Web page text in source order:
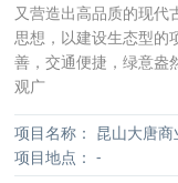
又营造出高品质的现
思想，以建设生态型的
善，交通便捷，绿意盎
观广
项目名称： 昆山大唐商
项目地点： -